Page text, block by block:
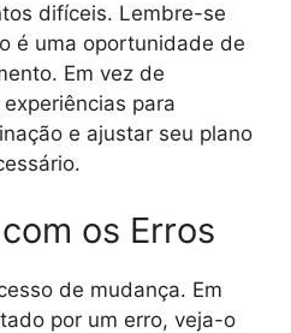
difíceis. Lembre-se
é uma oportunidade de
Em vez de
para
e ajustar seu plano
os Erros
de mudança. Em
por um erro, veja-o